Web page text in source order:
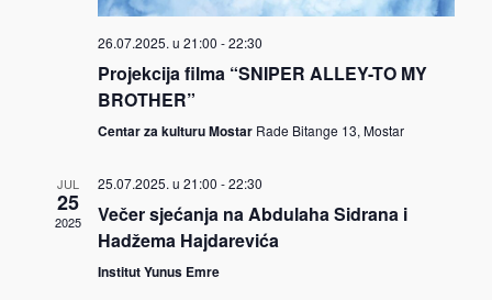
26.07.2025. u 21:00 -22:30
Projekcija filma “SNIPER ALLEY-TO MY
BROTHER”
Centar za kulturu Mostar Rade Bitange 13, Mostar
JUL
25
2025
25.07.2025. u 21:00 -22:30
Večer sjećanja na Abdulaha Sidrana i
Hadžema Hajdarevića
Institut Yunus Emre